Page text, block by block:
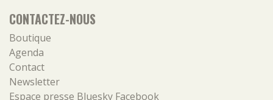
CONTACTEZ-NOUS
Boutique
Agenda
Contact
Newsletter
Espace presse Bluesky Facebook